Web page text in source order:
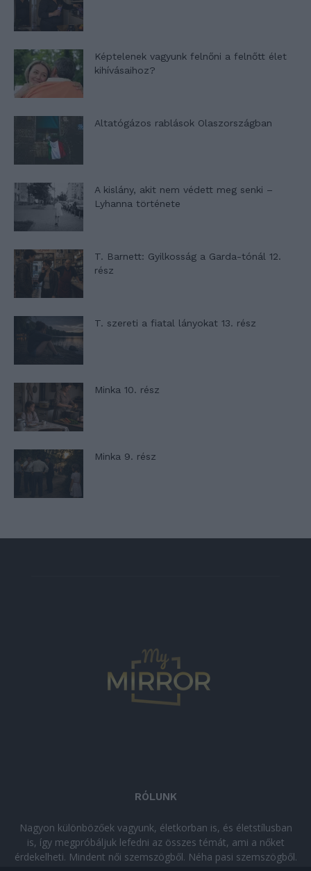
Képtelenek vagyunk felnőni a felnőtt élet
kihívásaihoz?
Altatógázos rablások Olaszországban
A kislány, akit nem védett meg senki –
Lyhanna története
T. Barnett: Gyilkosság a Garda-tónál 12.
rész
T. szereti a fiatal lányokat 13. rész
Minka 10. rész
Minka 9. rész
RÓLUNK
Nagyon különbözőek vagyunk, életkorban is, és életstílusban
is, így megpróbáljuk lefedni az összes témát, ami a nőket
érdekelheti. Mindent női szemszögből. Néha pasi szemszögből.